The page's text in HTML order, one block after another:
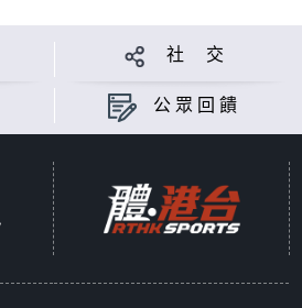
社 交
公眾回饋